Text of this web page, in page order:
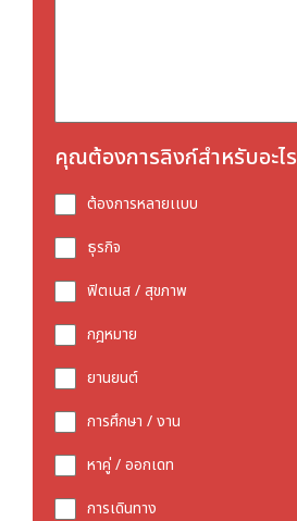
คุณต้องการลิงก์สำหรับอะไร
ต้องการหลายเเบบ
ธุรกิจ
ฟิตเนส / สุขภาพ
กฎหมาย
ยานยนต์
การศึกษา / งาน
หาคู่ / ออกเดท
การเดินทาง